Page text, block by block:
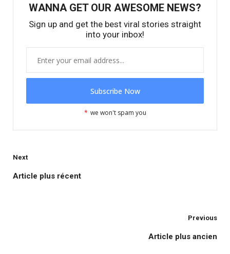
WANNA GET OUR AWESOME NEWS?
Sign up and get the best viral stories straight
into your inbox!
* we won't spam you
Next
Article plus récent
Previous
Article plus ancien